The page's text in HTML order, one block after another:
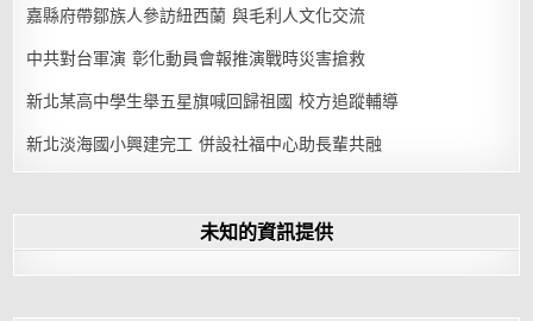
嘉縣府帶鄒族人參訪紐西蘭 與毛利人文化交流
中共對台軍演 彰化動員會報推演戰時災害搶救
新北某高中學生舉五星旗喊回歸祖國 校方追蹤輔導
新北淡海國小興建完工 併設社福中心助長輩共融
未知的資訊提供